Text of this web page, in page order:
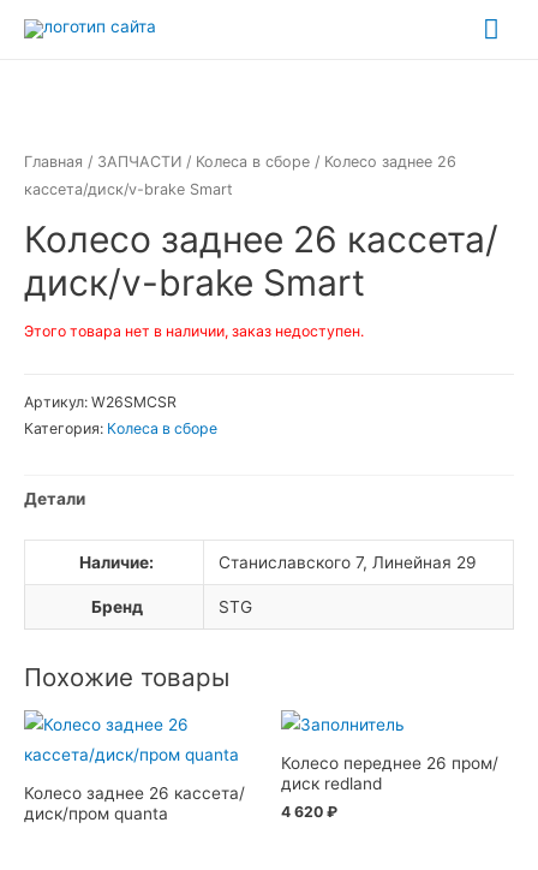
Главная / ЗАПЧАСТИ / Колеса в сборе / Колесо заднее 26
кассета/диск/v-brake Smart
Колесо заднее 26 кассета/
диск/v-brake Smart
Этого товара нет в наличии, заказ недоступен.
Артикул: W26SMCSR
Категория: Колеса в сборе
Детали
Наличие: Станиславского 7, Линейная 29
Бренд STG
Похожие товары
Колесо заднее 26 кассета/
диск/пром quanta
Колесо переднее 26 пром/
диск redland
4 620 ₽